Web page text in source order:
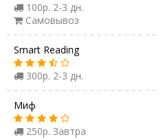
100р. 2-3 дн.
Самовывоз
Smart Reading
300р. 2-3 дн.
Миф
250р. Завтра